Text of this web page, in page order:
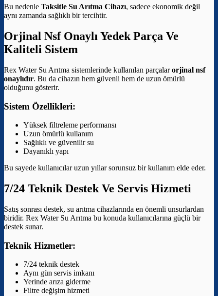
Bu nedenle Taksitle Su Arıtma Cihazı, sadece ekonomik değil
aynı zamanda sağlıklı bir tercihtir.
Orjinal Nsf Onaylı Yedek Parça Ve
Kaliteli Sistem
Rex Water Su Arıtma sistemlerinde kullanılan parçalarorjinal nsf
onaylıdır. Bu da cihazın hem güvenli hem de uzun ömürlü
olduğunu gösterir.
Sistem Özellikleri:
Yüksek filtreleme performansı
Uzun ömürlü kullanım
Sağlıklı ve güvenilir su
Dayanıklı yapı
Bu sayede kullanıcılar uzun yıllar sorunsuz bir kullanım elde eder.
7/24 Teknik Destek Ve Servis Hizmeti
Satış sonrası destek, su arıtma cihazlarında en önemli unsurlardan
biridir. Rex Water Su Arıtma bu konuda kullanıcılarına güçlü bir
destek sunar.
Teknik Hizmetler:
7/24 teknik destek
Aynı gün servis imkanı
Yerinde arıza giderme
Filtre değişim hizmeti